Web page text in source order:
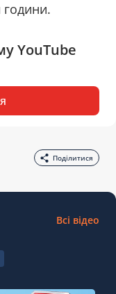
години.
YouTube
Поділитися
Всі відео